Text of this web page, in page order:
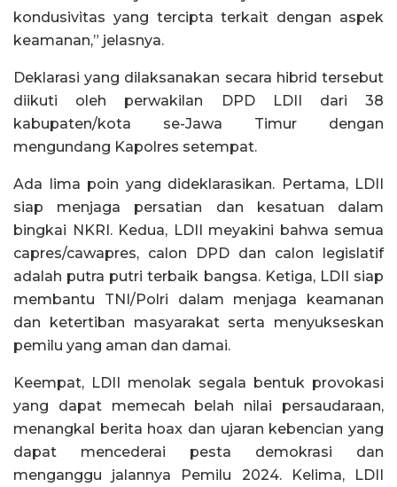
kondusivitas yang tercipta terkait dengan aspek
keamanan,” jelasnya.
Deklarasi yang dilaksanakan secara hibrid tersebut
diikuti oleh perwakilan DPD LDII dari 38
kabupaten/kota se-Jawa Timur dengan
mengundang Kapolres setempat.
Ada lima poin yang dideklarasikan. Pertama, LDII
siap menjaga persatian dan kesatuan dalam
bingkai NKRI. Kedua, LDII meyakini bahwa semua
capres/cawapres, calon DPD dan calon legislatif
adalah putra putri terbaik bangsa. Ketiga, LDII siap
membantu TNI/Polri dalam menjaga keamanan
dan ketertiban masyarakat serta menyukseskan
pemilu yang aman dan damai.
Keempat, LDII menolak segala bentuk provokasi
yang dapat memecah belah nilai persaudaraan,
menangkal berita hoax dan ujaran kebencian yang
dapat mencederai pesta demokrasi dan
menganggu jalannya Pemilu 2024. Kelima, LDII